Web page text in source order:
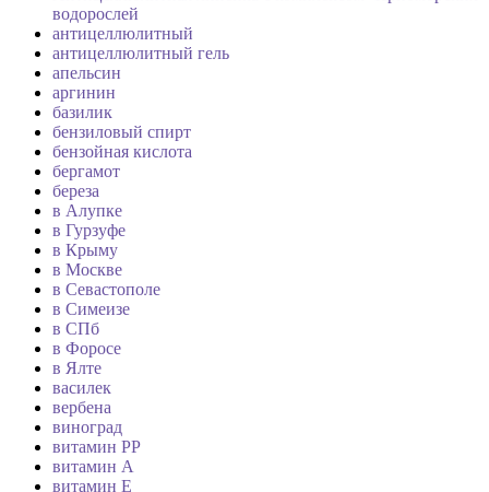
водорослей
антицеллюлитный
антицеллюлитный гель
апельсин
аргинин
базилик
бензиловый спирт
бензойная кислота
бергамот
береза
в Алупке
в Гурзуфе
в Крыму
в Москве
в Севастополе
в Симеизе
в СПб
в Форосе
в Ялте
василек
вербена
виноград
витамин PP
витамин А
витамин Е